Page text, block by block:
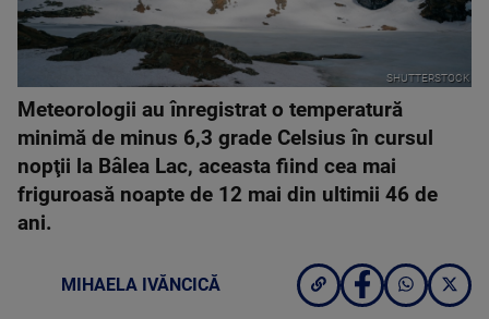
SHUTTERSTOCK
Meteorologii au înregistrat o temperatură
minimă de minus 6,3 grade Celsius în cursul
nopţii la Bâlea Lac, aceasta fiind cea mai
friguroasă noapte de 12 mai din ultimii 46 de
ani.
MIHAELA IVĂNCICĂ